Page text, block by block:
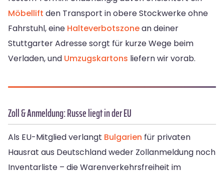
Möbellift den Transport in obere Stockwerke ohne
Fahrstuhl, eine Halteverbotszonean deiner
Stuttgarter Adresse sorgt für kurze Wege beim
Verladen, und Umzugskartons liefern wir vorab.
Zoll & Anmeldung: Russe liegt in der EU
Als EU-Mitglied verlangt Bulgarien für privaten
Hausrat aus Deutschland weder Zollanmeldung noch
Inventarliste – die Warenverkehrsfreiheit im